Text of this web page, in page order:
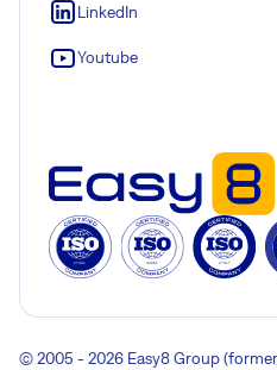
LinkedIn
Youtube
© 2005 - 2026 Easy8 Group